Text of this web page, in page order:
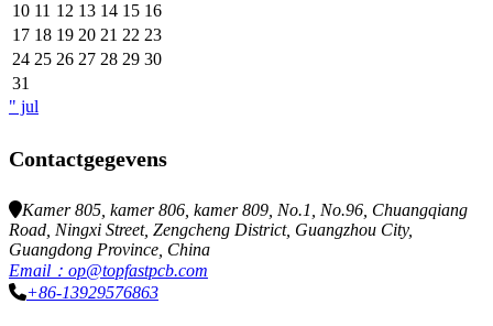
10 11 12 13 14 15 16
17 18 19 20 21 22 23
24 25 26 27 28 29 30
31
" jul
Contactgegevens
Kamer 805, kamer 806, kamer 809, No.1, No.96, Chuangqiang
Road, Ningxi Street, Zengcheng District, Guangzhou City,
Guangdong Province, China
Email：op@topfastpcb.com
+86-13929576863